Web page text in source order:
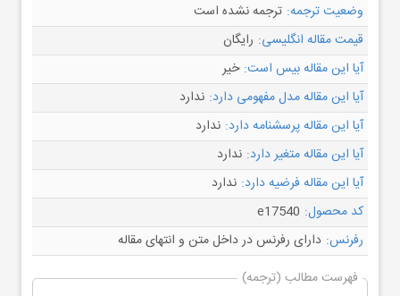
وضعیت ترجمه: ترجمه نشده است
قیمت مقاله انگلیسی: رایگان
آیا این مقاله بیس است: خیر
آیا این مقاله مدل مفهومی دارد: ندارد
آیا این مقاله پرسشنامه دارد: ندارد
آیا این مقاله متغیر دارد: ندارد
آیا این مقاله فرضیه دارد: ندارد
کد محصول: e17540
رفرنس: دارای رفرنس در داخل متن و انتهای مقاله
فهرست مطالب (ترجمه)